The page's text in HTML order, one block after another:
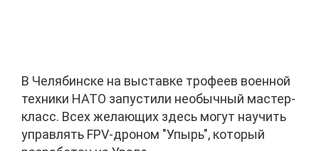
В Челябинске на выставке трофеев военной
техники НАТО запустили необычный мастер-
класс. Всех желающих здесь могут научить
управлять FPV-дроном "Упырь", который